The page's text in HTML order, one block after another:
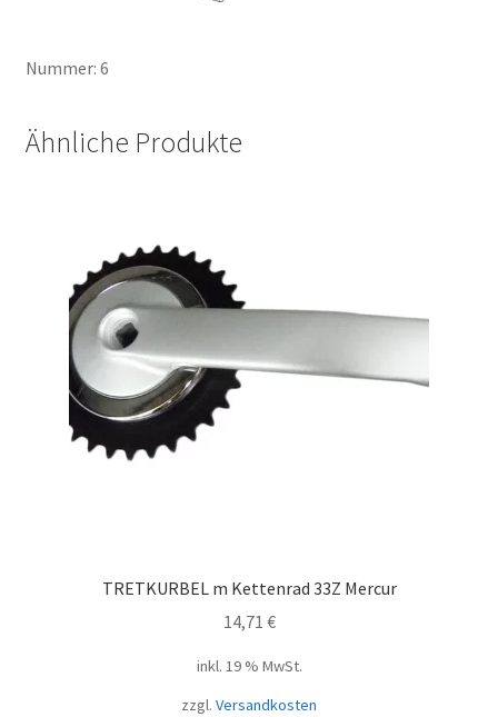
Nummer: 6
Ähnliche Produkte
TRETKURBEL m Kettenrad 33Z Mercur
14,71 €
inkl. 19 % MwSt.
zzgl. Versandkosten